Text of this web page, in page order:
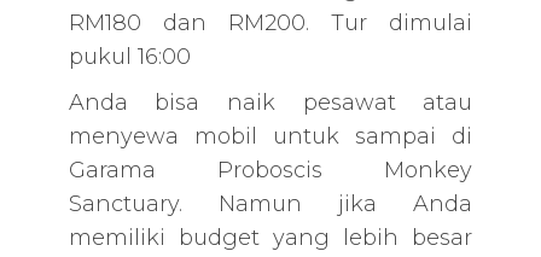
RM180 dan RM200. Tur dimulai
pukul 16:00
Anda bisa naik pesawat atau
menyewa mobil untuk sampai di
Garama Proboscis Monkey
Sanctuary. Namun jika Anda
memiliki budget yang lebih besar